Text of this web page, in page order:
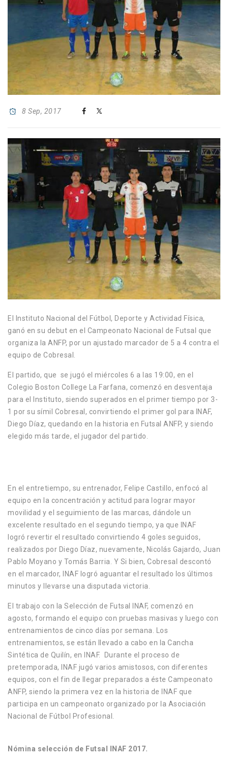
8 Sep, 2017
El Instituto Nacional del Fútbol, Deporte y Actividad Física,
ganó en su debut en el Campeonato Nacional de Futsal que
organiza la ANFP, por un ajustado marcador de 5 a 4 contra el
equipo de Cobresal.
El partido, que se jugó el miércoles 6 a las 19:00, en el
Colegio Boston College La Farfana, comenzó en desventaja
para el Instituto, siendo superados en el primer tiempo por 3-
1 por su símil Cobresal, convirtiendo el primer gol para INAF,
Diego Díaz, quedando en la historia en Futsal ANFP, y siendo
elegido más tarde, el jugador del partido.
En el entretiempo, su entrenador, Felipe Castillo, enfocó al
equipo en la concentración y actitud para lograr mayor
movilidad y el seguimiento de las marcas, dándole un
excelente resultado en el segundo tiempo, ya que INAF
logró revertir el resultado convirtiendo 4 goles seguidos,
realizados por Diego Díaz, nuevamente, Nicolás Gajardo, Juan
Pablo Moyano y Tomás Barria. Y Si bien, Cobresal descontó
en el marcador, INAF logró aguantar el resultado los últimos
minutos y llevarse una disputada victoria.
El trabajo con la Selección de Futsal INAF, comenzó en
agosto, formando el equipo con pruebas masivas y luego con
entrenamientos de cinco días por semana. Los
entrenamientos, se están llevado a cabo en la Cancha
Sintética de Quilín, en INAF. Durante el proceso de
pretemporada, INAF jugó varios amistosos, con diferentes
equipos, con el fin de llegar preparados a éste Campeonato
ANFP, siendo la primera vez en la historia de INAF que
participa en un campeonato organizado por la Asociación
Nacional de Fútbol Profesional.
Nómina selección de Futsal INAF 2017.